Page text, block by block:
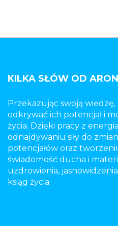
KILKA SŁÓW OD
Przekazując swoją
odkrywać ich potencjał i
życia. Dzięki pracy z
odnajdywaniu siły do
potencjałów oraz
świadomość ducha i
uzdrowienia,
ksiąg życia.